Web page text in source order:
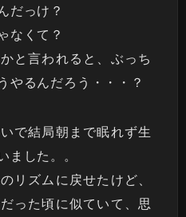
だっけ？
なくて？
と言われると、ぶっち
やるんだろう・・・？
で結局朝まで眠れず生
した。。
リズムに戻せたけど、
った頃に似ていて、思